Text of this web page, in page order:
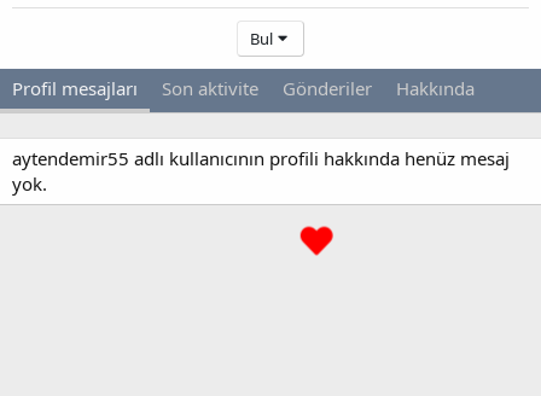
Bul
Profil mesajları Son aktivite Gönderiler Hakkında
aytendemir55 adlı kullanıcının profili hakkında henüz mesaj
yok.